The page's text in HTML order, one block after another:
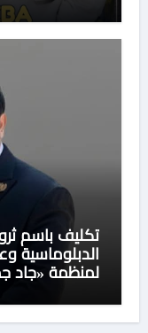
تكليف باسم
الدبلوماسية
لمنظمة «جاد